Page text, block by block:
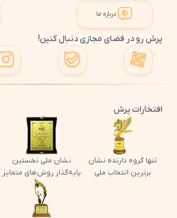
درباره ما
پرش رو در فضای مجازی دنبال کنین!
افتخارات پرش
تنها گروه دارنده نشان
برترین انتخاب ملی
نشان ملی نخستین
پایه‌گذار روش‌های متمایز